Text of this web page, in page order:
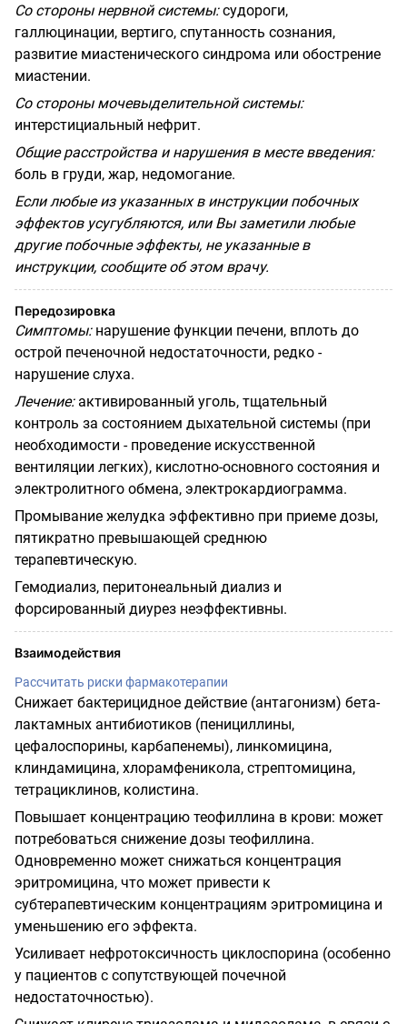
Со стороны нервной системы:судороги,
галлюцинации, вертиго, спутанность сознания,
развитие миастенического синдрома или обострение
миастении.
Со стороны мочевыделительной системы:
интерстициальный нефрит.
Общие расстройства и нарушения в месте введения:
боль в груди, жар, недомогание.
Если любые из указанных в инструкции побочных
эффектов усугубляются, или Вы заметили любые
другие побочные эффекты, не указанные в
инструкции, сообщите об этом врачу.
Передозировка
Симптомы:нарушение функции печени, вплоть до
острой печеночной недостаточности, редко -
нарушение слуха.
Лечение:активированный уголь, тщательный
контроль за состоянием дыхательной системы (при
необходимости - проведение искусственной
вентиляции легких), кислотно-основного состояния и
электролитного обмена, электрокардиограмма.
Промывание желудка эффективно при приеме дозы,
пятикратно превышающей среднюю
терапевтическую.
Гемодиализ, перитонеальный диализ и
форсированный диурез неэффективны.
Взаимодействия
Рассчитать риски фармакотерапии
Снижает бактерицидное действие (антагонизм) бета-
лактамных антибиотиков (пенициллины,
цефалоспорины, карбапенемы), линкомицина,
клиндамицина, хлорамфеникола, стрептомицина,
тетрациклинов, колистина.
Повышает концентрацию теофиллина в крови: может
потребоваться снижение дозы теофиллина.
Одновременно может снижаться концентрация
эритромицина, что может привести к
субтерапевтическим концентрациям эритромицина и
уменьшению его эффекта.
Усиливает нефротоксичность циклоспорина (особенно
у пациентов с сопутствующей почечной
недостаточностью).